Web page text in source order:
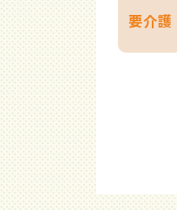
要介護